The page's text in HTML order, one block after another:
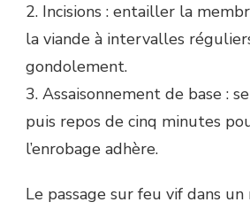
2. Incisions : entailler la
la viande à intervalles
gondolement.
3. Assaisonnement de base :
puis repos de cinq minutes
l’enrobage adhère.
Le passage sur feu vif dans